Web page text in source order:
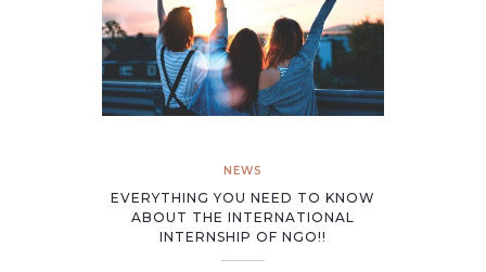
NEWS
EVERYTHING YOU NEED TO KNOW
ABOUT THE INTERNATIONAL
INTERNSHIP OF NGO!!